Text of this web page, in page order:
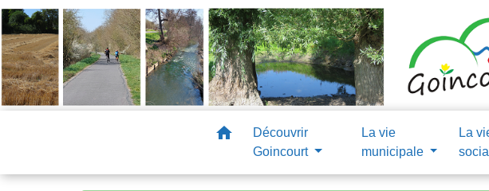
home
Découvrir
Goincourt
La vie
municipale
La